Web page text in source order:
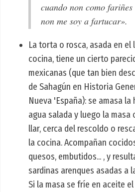
cuando non como fariñes
non me soy a fartucar».
La torta o rosca, asada en el
cocina, tiene un cierto
mexicanas (que tan bien
de Sahagún en Historia
Nueva 'España): se amasa
agua salada y luego la masa
llar, cerca del rescoldo o
la cocina. Acompañan
quesos, embutidos... , y
sardinas arenques asadas a
Si la masa se fríe en aceite